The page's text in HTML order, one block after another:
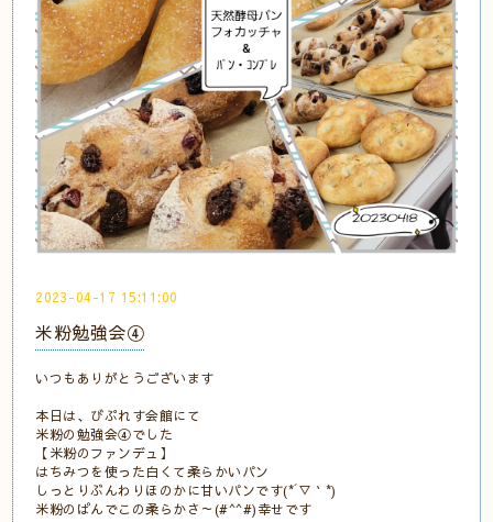
2023-04-17 15:11:00
米粉勉強会④
いつもありがとうございます
本日は、びぷれす会館にて
米粉の勉強会④でした
【米粉のファンデュ】
はちみつを使った白くて柔らかいパン
しっとりぶんわりほのかに甘いパンです(*´▽｀*)
米粉のぱんでこの柔らかさ～(#^^#)幸せです